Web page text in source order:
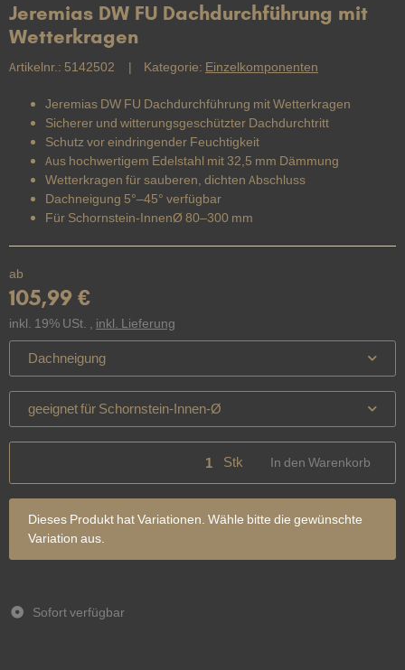
Jeremias DW FU Dachdurchführung mit
Wetterkragen
Artikelnr.: 5142502 Kategorie: Einzelkomponenten
Jeremias DW FU Dachdurchführung mit Wetterkragen
Sicherer und witterungsgeschützter Dachdurchtritt
Schutz vor eindringender Feuchtigkeit
Aus hochwertigem Edelstahl mit 32,5 mm Dämmung
Wetterkragen für sauberen, dichten Abschluss
Dachneigung 5°–45° verfügbar
Für Schornstein-InnenØ 80–300 mm
ab
105,99 €
inkl. 19% USt. , inkl. Lieferung
Dachneigung
geeignet für Schornstein-Innen-Ø
Stk In den Warenkorb
x
Dieses Produkt hat Variationen. Wähle bitte die gewünschte
Variation aus.
Sofort verfügbar